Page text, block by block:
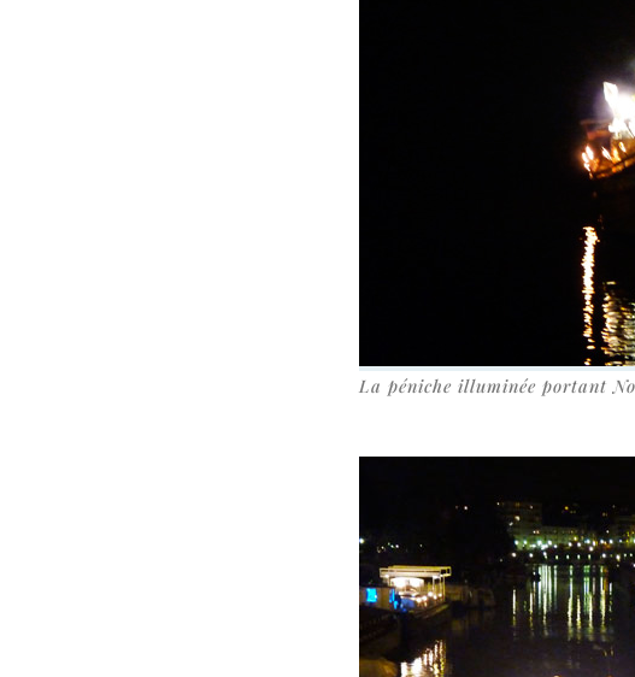
La péniche illu­mi­née por­tant